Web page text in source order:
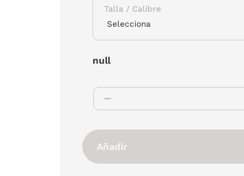
Talla / Calibre
null
Añadir